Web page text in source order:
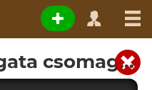
Fűrészáru térfogata csomagból